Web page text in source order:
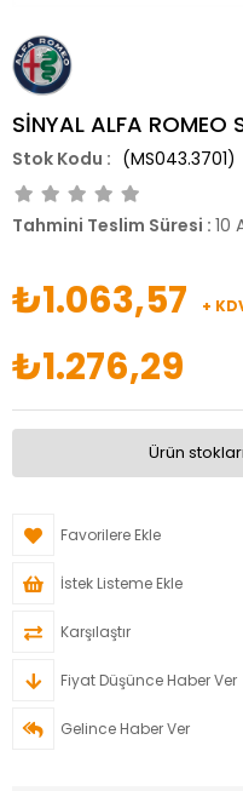
SİNYAL ALFA ROMEO
(MS043.3701)
Tahmini Teslim Süresi : 10
₺1.063,57 +
₺1.276,29
Ürün
Favorilere Ekle
İstek Listeme Ekle
Karşılaştır
Fiyat Düşünce Haber Ver
Gelince Haber Ver